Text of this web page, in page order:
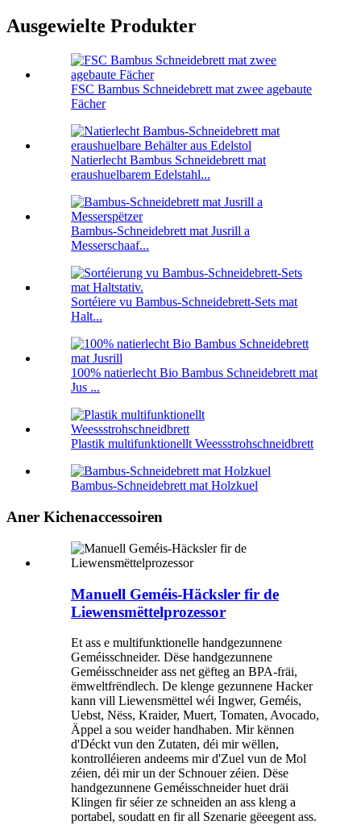
Ausgewielte Produkter
FSC Bambus Schneidebrett mat zwee agebaute
Fächer
Natierlecht Bambus Schneidebrett mat
eraushuelbarem Edelstahl...
Bambus-Schneidebrett mat Jusrill a
Messerschaaf...
Sortéiere vu Bambus-Schneidebrett-Sets mat
Halt...
100% natierlecht Bio Bambus Schneidebrett mat
Jus ...
Plastik multifunktionellt Weessstrohschneidbrett
Bambus-Schneidebrett mat Holzkuel
Aner Kichenaccessoiren
Manuell Geméis-Häcksler fir de
Liewensmëttelprozessor
Et ass e multifunktionelle handgezunnene
Geméisschneider. Dëse handgezunnene
Geméisschneider ass net gëfteg an BPA-fräi,
ëmweltfrëndlech. De klenge gezunnene Hacker
kann vill Liewensmëttel wéi Ingwer, Geméis,
Uebst, Nëss, Kraider, Muert, Tomaten, Avocado,
Äppel a sou weider handhaben. Mir kënnen
d'Déckt vun den Zutaten, déi mir wëllen,
kontrolléieren andeems mir d'Zuel vun de Mol
zéien, déi mir un der Schnouer zéien. Dëse
handgezunnene Geméisschneider huet dräi
Klingen fir séier ze schneiden an ass kleng a
portabel, soudatt en fir all Szenarie gëeegent ass.